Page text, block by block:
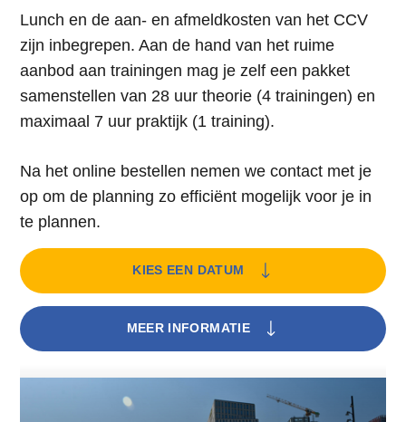
Lunch en de aan- en afmeldkosten van het CCV
zijn inbegrepen. Aan de hand van het ruime
aanbod aan trainingen mag je zelf een pakket
samenstellen van 28 uur theorie (4 trainingen) en
maximaal 7 uur praktijk (1 training).
Na het online bestellen nemen we contact met je
op om de planning zo efficiënt mogelijk voor je in
te plannen.
KIES EEN DATUM
MEER INFORMATIE